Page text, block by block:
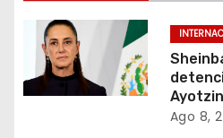
n
d
e
Ago 8,